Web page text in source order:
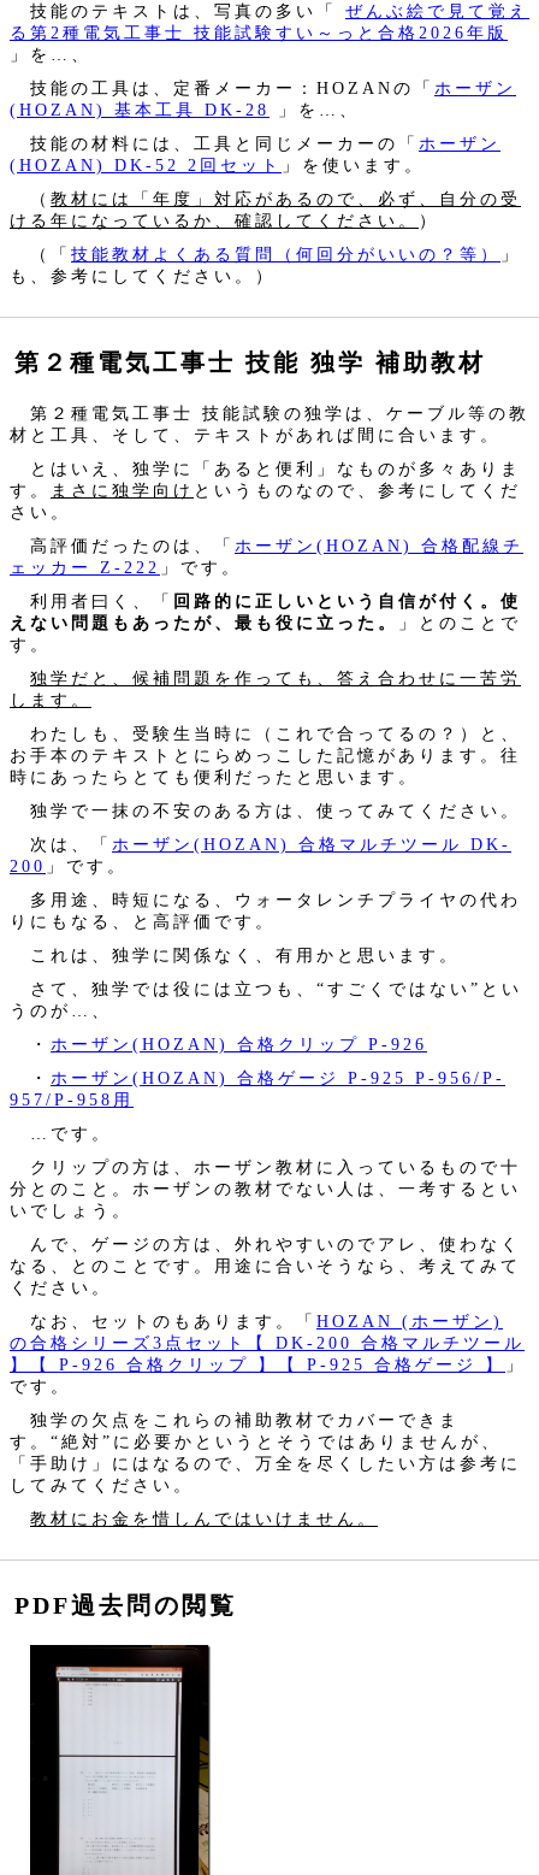
技能のテキストは、写真の多い「
ぜんぶ絵で見て覚え
る第2種電気工事士 技能試験すい～っと合格2026年版
」を…、
技能の工具は、定番メーカー：HOZANの「 ホーザン
(HOZAN) 基本工具 DK-28
」を…、
技能の材料には、工具と同じメーカーの「 ホーザン
(HOZAN) DK-52 2回セット
」を使います。
（ 教材には「年度」対応があるので、必ず、自分の受
ける年になっているか、確認してください。
）
（「 技能教材よくある質問（何回分がいいの？等）
」
も、参考にしてください。）
第２種電気工事士 技能 独学 補助教材
第２種電気工事士 技能試験の独学は、ケーブル等の教
材と工具、そして、テキストがあれば間に合います。
とはいえ、独学に「あると便利」なものが多々ありま
す。
まさに独学向け というものなので、参考にしてくだ
さい。
高評価だったのは、「 ホーザン(HOZAN) 合格配線チ
ェッカー Z-222 」です。
利用者曰く、「 回路的に正しいという自信が付く。使
えない問題もあったが、最も役に立った。
」とのことで
す。
独学だと、候補問題を作っても、答え合わせに一苦労
します。
わたしも、受験生当時に（これで合ってるの？）と、
お手本のテキストとにらめっこした記憶があります。往
時にあったらとても便利だったと思います。
独学で一抹の不安のある方は、使ってみてください。
次は、「 ホーザン(HOZAN) 合格マルチツール DK-
200 」です。
多用途、時短になる、ウォータレンチプライヤの代わ
りにもなる、と高評価です。
これは、独学に関係なく、有用かと思います。
さて、独学では役には立つも、“すごくではない”とい
うのが…、
・ ホーザン(HOZAN) 合格クリップ P-926
・ ホーザン(HOZAN) 合格ゲージ P-925 P-956/P-
957/P-958用
…です。
クリップの方は、ホーザン教材に入っているもので十
分とのこと。ホーザンの教材でない人は、一考するとい
いでしょう。
んで、ゲージの方は、外れやすいのでアレ、使わなく
なる、とのことです。用途に合いそうなら、考えてみて
ください。
なお、セットのもあります。「 HOZAN (ホーザン)
の合格シリーズ3点セット【 DK-200 合格マルチツール
】【 P-926 合格クリップ 】【 P-925 合格ゲージ 】
」
です。
独学の欠点をこれらの補助教材でカバーできま
す。“絶対”に必要かというとそうではありませんが、
「手助け」にはなるので、万全を尽くしたい方は参考に
してみてください。
教材にお金を惜しんではいけません。
PDF過去問の閲覧